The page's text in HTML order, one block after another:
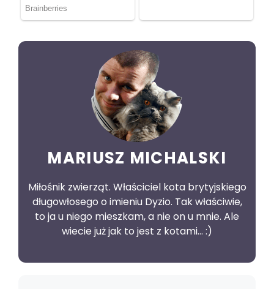
MARIUSZ MICHALSKI
Miłośnik zwierząt. Właściciel kota brytyjskiego
długowłosego o imieniu Dyzio. Tak właściwie,
to ja u niego mieszkam, a nie on u mnie. Ale
wiecie już jak to jest z kotami... :)